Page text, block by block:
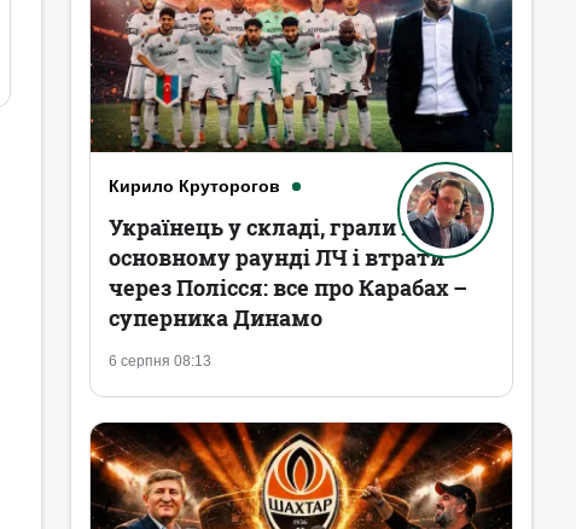
Кирило Круторогов
6 серпня 08:13
Українець у складі, грали в
основному раунді ЛЧ і втрати
через Полісся: все про Карабах –
суперника Динамо